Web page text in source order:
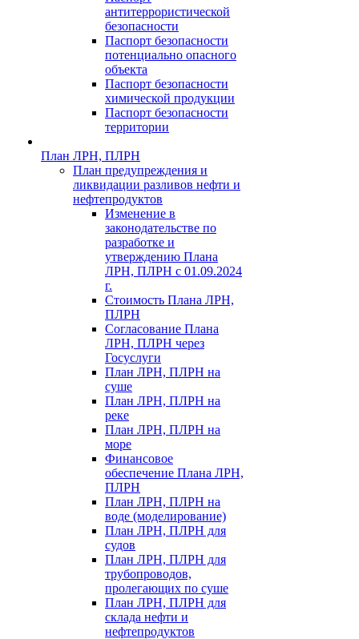
антитеррористической
безопасности
Паспорт безопасности
потенциально опасного
объекта
Паспорт безопасности
химической продукции
Паспорт безопасности
территории
План ЛРН, ПЛРН
План предупреждения и
ликвидации разливов нефти и
нефтепродуктов
Изменение в
законодательстве по
разработке и
утверждению Плана
ЛРН, ПЛРН с 01.09.2024
г.
Стоимость Плана ЛРН,
ПЛРН
Согласование Плана
ЛРН, ПЛРН через
Госуслуги
План ЛРН, ПЛРН на
суше
План ЛРН, ПЛРН на
реке
План ЛРН, ПЛРН на
море
Финансовое
обеспечение Плана ЛРН,
ПЛРН
План ЛРН, ПЛРН на
воде (моделирование)
План ЛРН, ПЛРН для
судов
План ЛРН, ПЛРН для
трубопроводов,
пролегающих по суше
План ЛРН, ПЛРН для
склада нефти и
нефтепродуктов